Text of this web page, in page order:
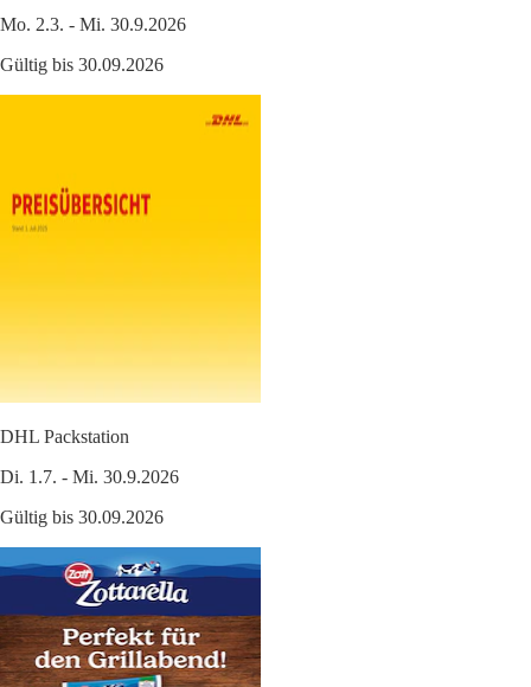
Mo. 2.3. - Mi. 30.9.2026
Gültig bis 30.09.2026
DHL Packstation
Di. 1.7. - Mi. 30.9.2026
Gültig bis 30.09.2026